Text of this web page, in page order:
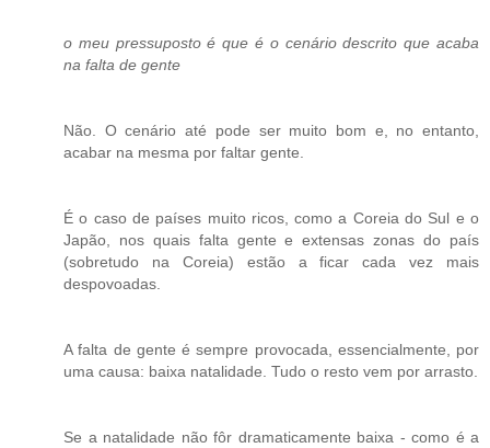
o meu pressuposto é que é o cenário descrito que acaba
na falta de gente
Não. O cenário até pode ser muito bom e, no entanto,
acabar na mesma por faltar gente.
É o caso de países muito ricos, como a Coreia do Sul e o
Japão, nos quais falta gente e extensas zonas do país
(sobretudo na Coreia) estão a ficar cada vez mais
despovoadas.
A falta de gente é sempre provocada, essencialmente, por
uma causa: baixa natalidade. Tudo o resto vem por arrasto.
Se a natalidade não fôr dramaticamente baixa - como é a